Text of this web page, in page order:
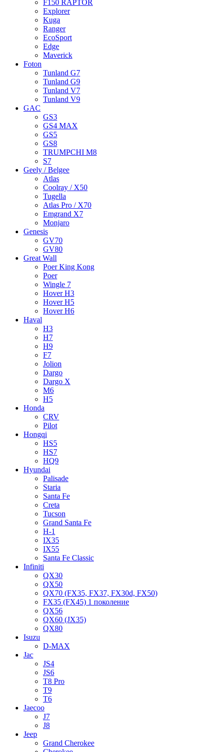
F150 RAPTOR
Explorer
Kuga
Ranger
EcoSport
Edge
Maverick
Foton
Tunland G7
Tunland G9
Tunland V7
Tunland V9
GAC
GS3
GS4 MAX
GS5
GS8
TRUMPCHI M8
S7
Geely / Belgee
Atlas
Coolray / X50
Tugella
Atlas Pro / X70
Emgrand X7
Monjaro
Genesis
GV70
GV80
Great Wall
Poer King Kong
Poer
Wingle 7
Hover H3
Hover H5
Hover H6
Haval
H3
H7
H9
F7
Jolion
Dargo
Dargo X
M6
H5
Honda
CRV
Pilot
Hongqi
HS5
HS7
HQ9
Hyundai
Palisade
Staria
Santa Fe
Creta
Tucson
Grand Santa Fe
H-1
IX35
IX55
Santa Fe Classic
Infiniti
QX30
QX50
QX70 (FX35, FX37, FX30d, FX50)
FX35 (FX45) 1 поколение
QX56
QX60 (JX35)
QX80
Isuzu
D-MAX
Jac
JS4
JS6
T8 Pro
T9
T6
Jaecoo
J7
J8
Jeep
Grand Cherokee